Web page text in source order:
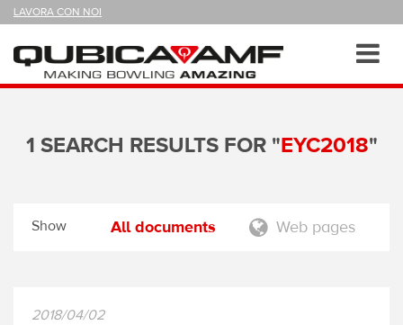
LAVORA CON NOI
SU
Sezioni
1 SEARCH RESULTS FOR "EYC2018"
Show All documents Web pages
2018/04/02